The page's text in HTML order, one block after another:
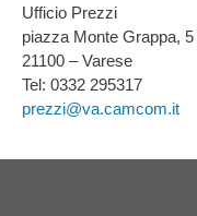
Ufficio Prezzi
piazza Monte Grappa, 5
21100 – Varese
Tel: 0332 295317
prezzi@va.camcom.it